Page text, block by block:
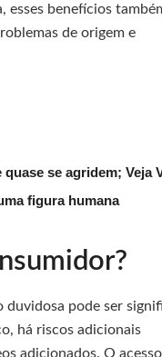
benefícios
de origem e
se agridem; Veja
figura humana
duvidosa pode ser
há riscos adicionais
adicionados. O